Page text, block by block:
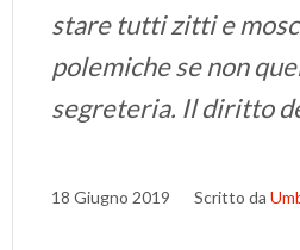
stare tutti zitti e
polemiche se non
segreteria. Il diritto
18 Giugno 2019 Scritto da